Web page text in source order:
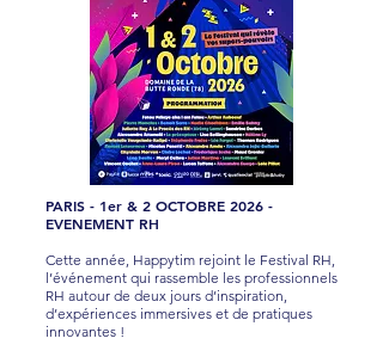
PARIS - 1er & 2 OCTOBRE 2026 -
EVENEMENT RH
Cette année, Happytim rejoint le Festival RH,
l’événement qui rassemble les professionnels
RH autour de deux jours d’inspiration,
d’expériences immersives et de pratiques
innovantes !